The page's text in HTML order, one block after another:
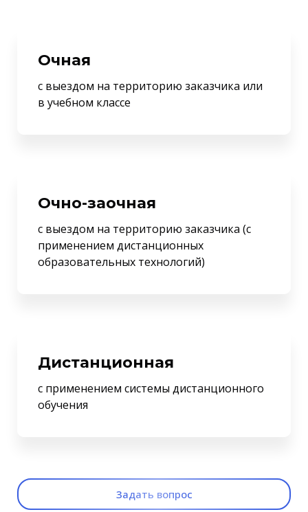
Очная
с выездом на территорию заказчика или
в учебном классе
Очно-заочная
с выездом на территорию заказчика (с
применением дистанционных
образовательных технологий)
Дистанционная
с применением системы дистанционного
обучения
3адать вопрос